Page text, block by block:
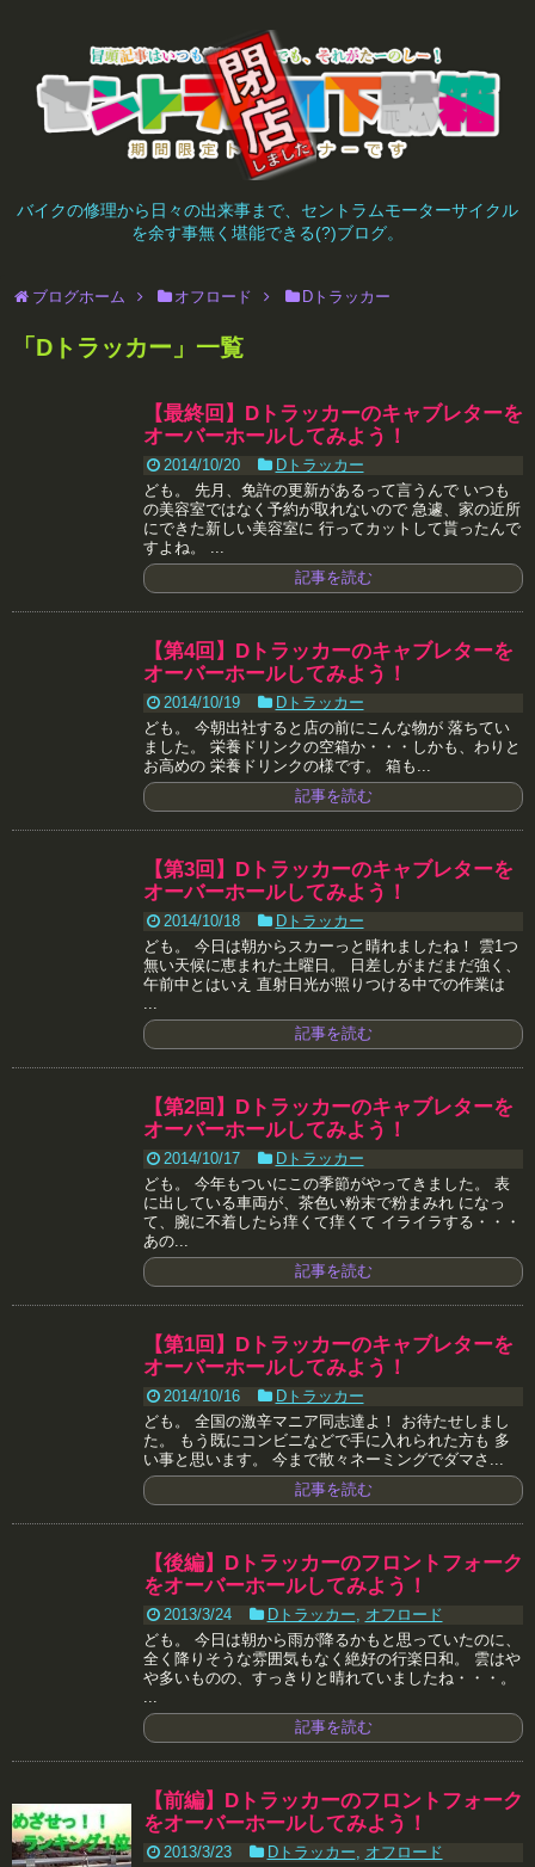
バイクの修理から日々の出来事まで、セントラムモーターサイクル
を余す事無く堪能できる(?)ブログ。
ブログホーム オフロード Dトラッカー
「 Dトラッカー 」 一覧
【最終回】Dトラッカーのキャブレターを
オーバーホールしてみよう！
2014/10/20
Dトラッカー
ども。 先月、免許の更新があるって言うんで いつも
の美容室ではなく予約が取れないので 急遽、家の近所
にできた新しい美容室に 行ってカットして貰ったんで
すよね。 ...
記事を読む
【第4回】Dトラッカーのキャブレターを
オーバーホールしてみよう！
2014/10/19
Dトラッカー
ども。 今朝出社すると店の前にこんな物が 落ちてい
ました。 栄養ドリンクの空箱か・・・しかも、わりと
お高めの 栄養ドリンクの様です。 箱も...
記事を読む
【第3回】Dトラッカーのキャブレターを
オーバーホールしてみよう！
2014/10/18
Dトラッカー
ども。 今日は朝からスカーっと晴れましたね！ 雲1つ
無い天候に恵まれた土曜日。 日差しがまだまだ強く、
午前中とはいえ 直射日光が照りつける中での作業は
...
記事を読む
【第2回】Dトラッカーのキャブレターを
オーバーホールしてみよう！
2014/10/17
Dトラッカー
ども。 今年もついにこの季節がやってきました。 表
に出している車両が、茶色い粉末で粉まみれ になっ
て、腕に不着したら痒くて痒くて イライラする・・・
あの...
記事を読む
【第1回】Dトラッカーのキャブレターを
オーバーホールしてみよう！
2014/10/16
Dトラッカー
ども。 全国の激辛マニア同志達よ！ お待たせしまし
た。 もう既にコンビニなどで手に入れられた方も 多
い事と思います。 今まで散々ネーミングでダマさ...
記事を読む
【後編】Dトラッカーのフロントフォーク
をオーバーホールしてみよう！
2013/3/24 Dトラッカー, オフロード
ども。 今日は朝から雨が降るかもと思っていたのに、
全く降りそうな雰囲気もなく絶好の行楽日和。 雲はや
や多いものの、すっきりと晴れていましたね・・・。
...
記事を読む
【前編】Dトラッカーのフロントフォーク
をオーバーホールしてみよう！
2013/3/23 Dトラッカー, オフロード